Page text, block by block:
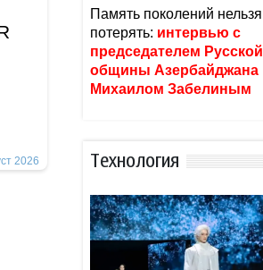
2026
Память поколений нельзя
потерять: интервью с
председателем Русской
общины Азербайджана
Михаилом Забелиным
Тexнoлoгия